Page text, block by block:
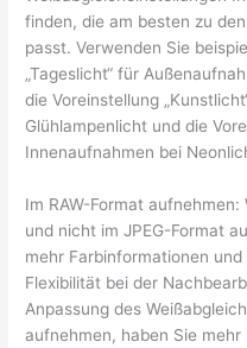
finden, die am besten zu
passt. Verwenden Sie
„Tageslicht“ für
die Voreinstellung
Glühlampenlicht und die
Innenaufnahmen bei
Im RAW-Format
und nicht im JPEG-Format
mehr Farbinformationen
Flexibilität bei der
Anpassung des
aufnehmen, haben Sie